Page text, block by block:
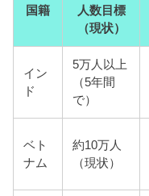
国籍
人数目標
（現状）
イン
ド
5万人以上
（5年間
で）
ベト
ナム
約10万人
（現状）